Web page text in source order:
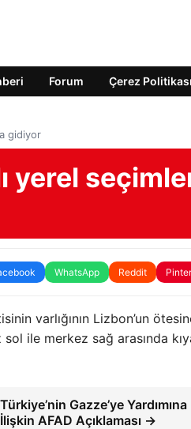
Forum Çerez Politikası
gidiyor
yerel
WhatsApp Reddit
varlığının Lizbon’un
ile merkez sağ arasında
Türkiye’nin Gazze’ye Yardımına
İlişkin AFAD Açıklaması →